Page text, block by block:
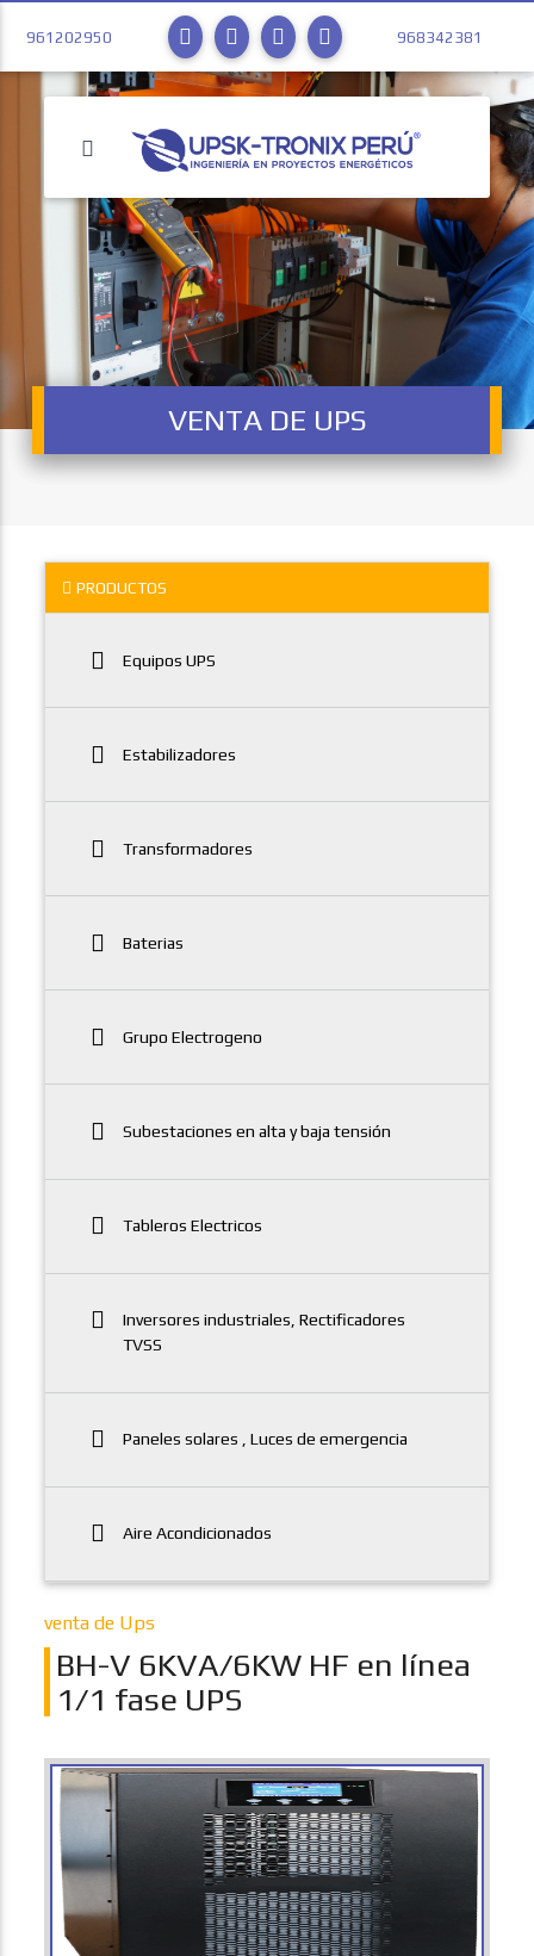
961202950 968342381
VENTA DE UPS
PRODUCTOS
Equipos UPS
Estabilizadores
Transformadores
Baterias
Grupo Electrogeno
Subestaciones en alta y baja tensión
Tableros Electricos
Inversores industriales, Rectificadores
TVSS
Paneles solares , Luces de emergencia
Aire Acondicionados
venta de Ups
BH-V 6KVA/6KW HF en línea
1/1 fase UPS